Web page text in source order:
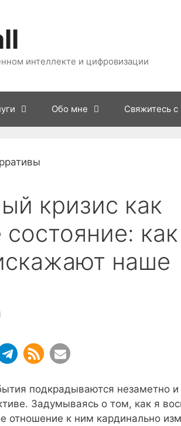
интеллекте и цифровизации
Обо мне Свяжитесь с
кризис как
как
наше
подкрадываются незаметно
Задумываясь о том, как я
отношение к ним кардинально